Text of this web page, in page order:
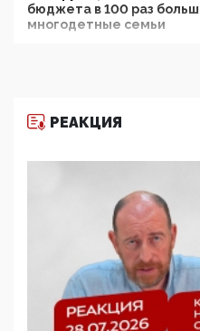
бюджета в 100 раз
многодетные семьи
11:53, 09 Июня 2026
деятельность ИИТО
цифроглобалисты
повестку в образовании
09:43, 01 Июня 2026
5G за счет здоровья
отобрать у регионов и
защищать жилые дома и
05:58, 26 Мая 2026
РЕАКЦИЯ